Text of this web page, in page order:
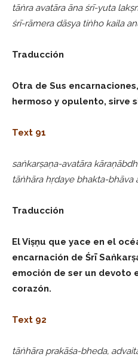
tāṅra avatāra āna śrī-yuta
śrī-rāmera dāsya tiṅho kaila
Traducción
Otra de Sus
hermoso y opulento, sirve
Text 91
saṅkarṣaṇa-avatāra
tāṅhāra hṛdaye bhakta-bhāva
Traducción
El Viṣṇu que yace en el
encarnación de Śrī
emoción de ser un devoto
corazón.
Text 92
tāṅhāra prakāśa-bheda,